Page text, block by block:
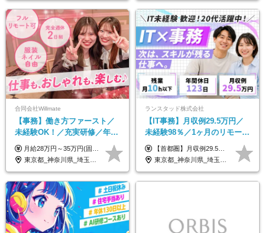
合同会社Willmate
【事務】働き方ファースト／
未経験OK！／充実研修／年休
127日～／残業なし／平均20代
／リモートOK
月給28万円～35万円(固定残業代含む)+インセンティブ＋各種手当 ※経験・能力等を考慮の上、決定します。 ※残業はほとんどありませんが、発生した場合は時間外手当を100％支給します。 【固定残業代について】 なし（残業代は、実際の労働時間に応じて別途全額支給）
東京都_神奈川県_埼玉県_千葉県_大阪府_愛知県_北海道_青森県_岩手県_宮城県_秋田県_山形県_福島県_茨城県_栃木県_群馬県_新潟県_山梨県_長野県_富山県_石川県_福井県_静岡県_岐阜県_三重県_兵庫県_京都府_滋賀県_奈良県_和歌山県_広島県_岡山県_鳥取県_島根県_山口県_徳島県_香川県_愛媛県_高知県_福岡県_熊本県_佐賀県_長崎県_大分県_宮崎県_鹿児島県_沖縄県_海外
ランスタッド株式会社
【IT事務】月収例29.5万円／
未経験98％／1ヶ月のリモート
研修／既卒・第二新卒歓迎／
年間休日123日/OW
【首都圏】月収例29.5万円（月給26万円＋諸手当） 【東海・関西】月収例28.5万円（月給25万円＋諸手当） 【九州】月収例26万円（月給23万円＋諸手当） ※経験・スキル・前職給与を踏まえ、総合的に判断して決定します。 例：首都圏 月収例31万円（月給27万円＋諸手当） ◆各種手当 ・通勤手当（上限4万円まで） ・残業代手当（1分単位で全額支給） ※固定残業代制は採用しておりません ・資格取得支援 ◆昇給：年1回 ◆補足 ・研修中1ヶ月間は、時給1670円となります。 ・試用期間6ヶ月あり。その間の待遇に変更はありません。 ※詳細は面接時にご案内します。
東京都_神奈川県_埼玉県_千葉県_大阪府_愛知県_兵庫県_京都府_福岡県